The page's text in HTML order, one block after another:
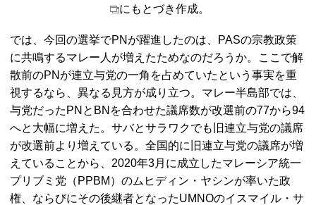
にもとづき作成。
では、今回の選挙でPN が躍進したのは、 PASの宗教政策
に共鳴するマレー人が増えたためなのだろうか。ここで解
散前のPN が連立与党の一角を占めていたという事実を重
視するなら、異なる見方が成り立つ。マレー半島部では、
与党だった PN と BN を合わせた議席数が改選前の77から94
へと大幅に増えた。サバとサラワクでも旧連立与党の議席
が改選前より増えている。全国的に旧連立与党の議席が増
えていることから、2020年3月に成立したマレーシア統一
プリブミ党（ PPBM ）のムヒディン・ヤシンが率いた政
権、ならびにその後継者となったUMNOのイスマイル・サ